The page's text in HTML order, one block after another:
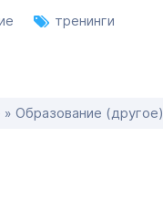
тренинги
Образование (другое)